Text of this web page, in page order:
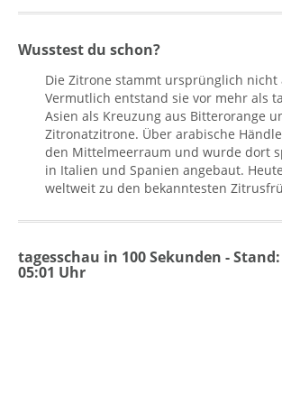
Wusstest du schon?
Die Zitrone stammt ursprünglich nicht
Vermutlich entstand sie vor mehr als
Asien als Kreuzung aus Bitterorange
Zitronatzitrone. Über arabische
den Mittelmeerraum und wurde dort
in Italien und Spanien angebaut.
weltweit zu den bekanntesten
tagesschau in 100 Sekunden - Stand:
05:01 Uhr